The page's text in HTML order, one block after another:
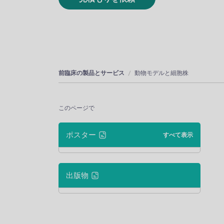
前臨床の製品とサービス 動物モデルと細胞株
このページで
ポスター すべて表示
出版物